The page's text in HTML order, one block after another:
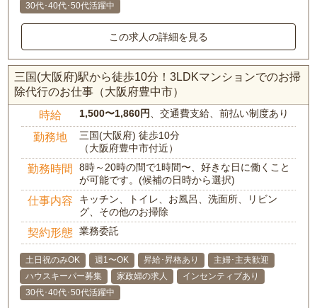
30代･40代･50代活躍中
この求人の詳細を見る
三国(大阪府)駅から徒歩10分！3LDKマンションでのお掃
除代行のお仕事（大阪府豊中市）
時給 1,500〜1,860円 、交通費支給、前払い制度あり
勤務地
三国(大阪府) 徒歩10分
（大阪府豊中市付近）
勤務時間
8時～20時の間で1時間〜、好きな日に働くこと
が可能です。(候補の日時から選択)
仕事内容
キッチン、トイレ、お風呂、洗面所、リビン
グ、その他のお掃除
契約形態 業務委託
土日祝のみOK 週1〜OK 昇給･昇格あり
主婦･主夫歓迎
ハウスキーパー募集
家政婦の求人
インセンティブあり
30代･40代･50代活躍中